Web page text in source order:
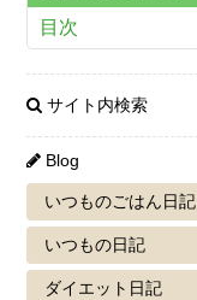
目次
サイト内検索
Blog
いつものごはん日記
いつもの日記
ダイエット日記